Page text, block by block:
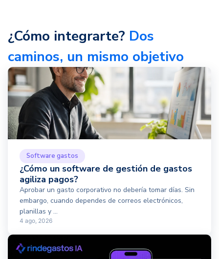
¿Cómo integrarte? Dos
caminos, un mismo objetivo
Software gastos
¿Cómo un software de gestión de gastos
agiliza pagos?
Aprobar un gasto corporativo no debería tomar días. Sin
embargo, cuando dependes de correos electrónicos,
planillas y ...
4 ago, 2026